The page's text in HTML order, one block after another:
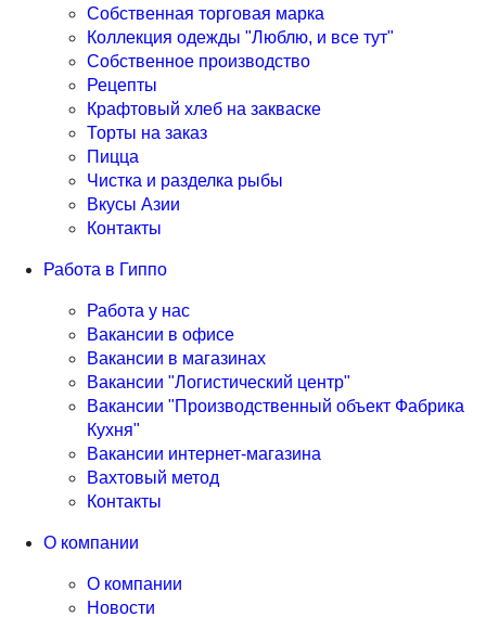
Собственная торговая марка
Коллекция одежды "Люблю, и все тут"
Собственное производство
Рецепты
Крафтовый хлеб на закваске
Торты на заказ
Пицца
Чистка и разделка рыбы
Вкусы Азии
Контакты
Работа в Гиппо
Работа у нас
Вакансии в офисе
Вакансии в магазинах
Вакансии "Логистический центр"
Вакансии "Производственный объект Фабрика
Кухня"
Вакансии интернет-магазина
Вахтовый метод
Контакты
О компании
О компании
Новости